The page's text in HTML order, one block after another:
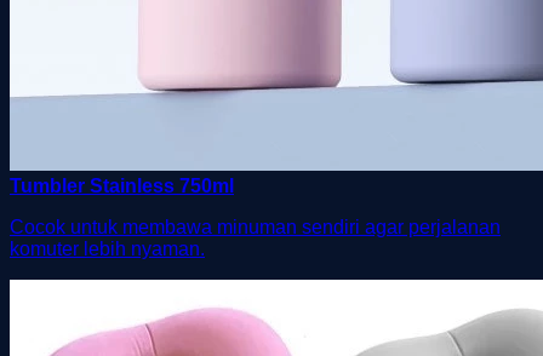
Tumbler Stainless 750ml
Cocok untuk membawa minuman sendiri agar perjalanan
komuter lebih nyaman.